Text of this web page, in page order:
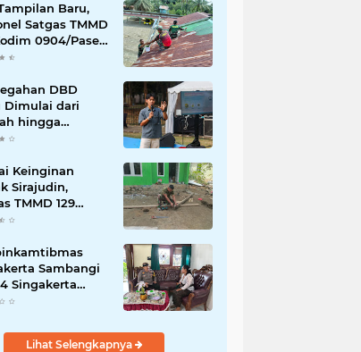
Baru,
Satgas TMMD
0904/Paser
Rumah
DBD
Dimulai dari
hingga
Sekolah
Keinginan
Sirajudin,
TMMD 129
Tampilan
Sambangi
Singakerta
Pencegahan
Lihat Selengkapnya